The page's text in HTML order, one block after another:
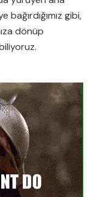
bağırdığımız gibi,
dönüp